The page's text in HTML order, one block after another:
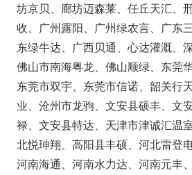
坊京贝、廊坊迈森莱、任丘天汇、
收、广州露阳、广州绿农言、广东
东绿牛达、广西贝通、心达灌溉、
佛山市南海粤龙、佛山顺绿、东莞
东莞市双宇、东莞市信诺、韶关行
业、沧州市龙驹、文安县硕丰、文
禄、文安县特达、天津市津诚汇温
北悦珅翔、高阳县丰硕、河北雷登
河南海通、河南水力达、河南元丰